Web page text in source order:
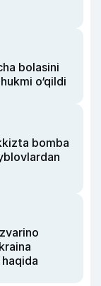
bolasini
o‘qildi
bomba